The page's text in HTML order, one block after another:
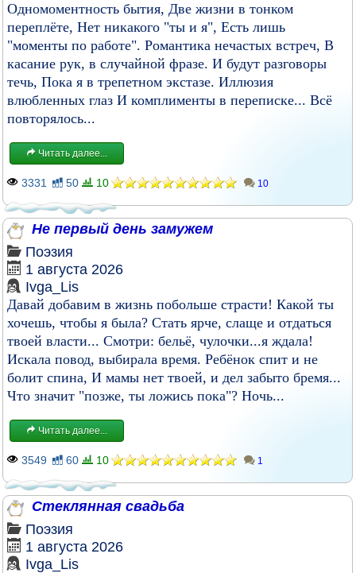
Одномоментность бытия, Две жизни в тонком
переплёте, Нет никакого "ты и я", Есть лишь
"моменты по работе". Романтика нечастых встреч, В
касание рук, в случайной фразе. И будут разговоры
течь, Пока я в трепетном экстазе. Иллюзия
влюбленных глаз И комплименты в переписке... Всё
повторялось...
Читать далее...
3331 50 10 10
Не первый день замужем
Поэзия
1 августа 2026
Ivga_Lis
Давай добавим в жизнь побольше страсти! Какой ты
хочешь, чтобы я была? Стать ярче, слаще и отдаться
твоей власти... Смотри: бельё, чулочки...я ждала!
Искала повод, выбирала время. Ребёнок спит и не
болит спина, И мамы нет твоей, и дел забыто бремя...
Что значит "позже, ты ложись пока"? Ночь...
Читать далее...
3549 60 10 1
Стеклянная свадьба
Поэзия
1 августа 2026
Ivga_Lis